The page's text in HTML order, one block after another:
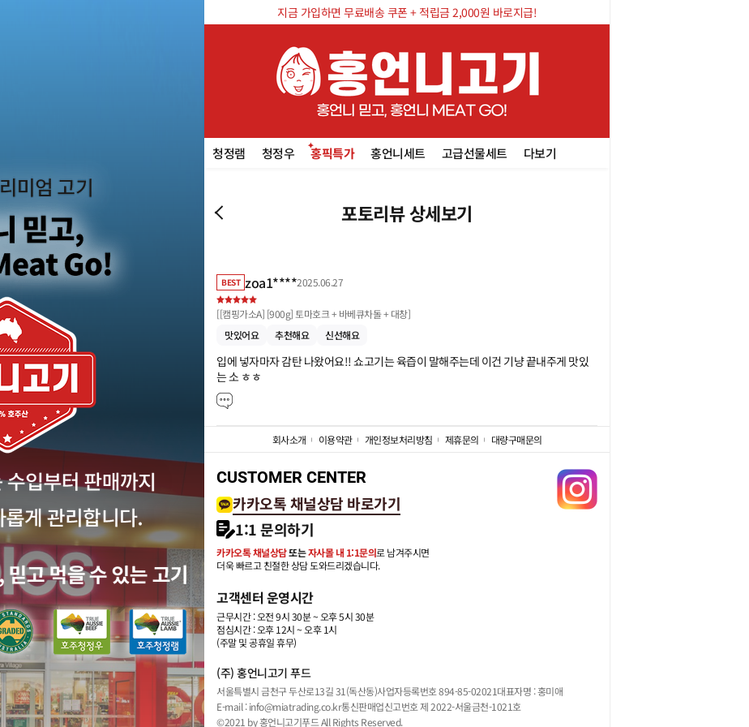
지금 가입하면 무료배송 쿠폰 + 적립금 2,000원 바로지급!
청정램 청정우 홍픽특가 홍언니세트 고급선물세트 다보기
포토리뷰 상세보기
BEST zoa1****2025.06.27
[[캠핑가소A] [900g] 토마호크 + 바베큐차돌 + 대창]
맛있어요
추천해요 신선해요
입에 넣자마자 감탄 나왔어요!! 쇼고기는 육즙이 말해주는데 이건 기냥 끝내주게 맛있
는 소 ㅎㅎ
회사소개 이용약관 개인정보처리방침 제휴문의 대량구매문의
CUSTOMER CENTER
카카오톡 채널상담 바로가기
1:1 문의하기
카카오톡 채널상담또는자사몰 내 1:1문의로 남겨주시면
더욱 빠르고 친절한 상담 도와드리겠습니다.
고객센터 운영시간
근무시간 : 오전 9시 30분 ~ 오후 5시 30분
점심시간 : 오후 12시 ~ 오후 1시
(주말 및 공휴일 휴무)
(주) 홍언니고기 푸드
서울특별시 금천구 두산로13길 31(독산동)사업자등록번호 894-85-02021대표자명 : 홍미애
E-mail : info@miatrading.co.kr통신판매업신고번호 제 2022-서울금천-1021호
©2021 by 홍언니고기푸드 All Rights Reserved.